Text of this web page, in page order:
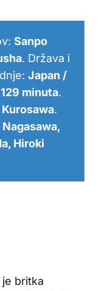
Sanpo
. Država i
Japan /
129 minuta.
.
Hiroki
je britka